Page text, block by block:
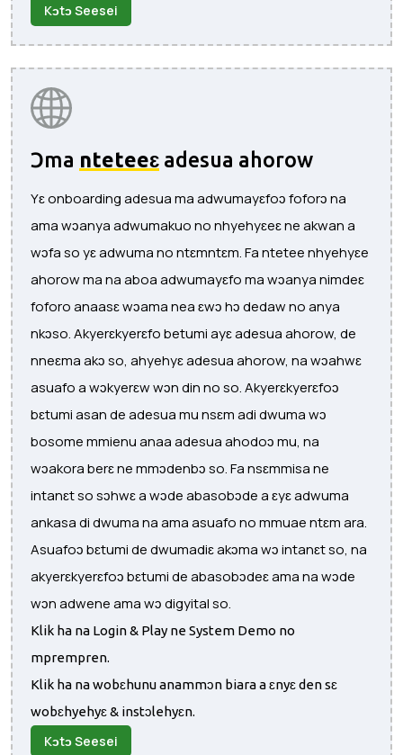
Kɔtɔ Seesei
Ɔma nteteeɛ adesua ahorow
Yɛ onboarding adesua ma adwumayɛfoɔ foforɔ na
ama wɔanya adwumakuo no nhyehyɛeɛ ne akwan a
wɔfa so yɛ adwuma no ntɛmntɛm. Fa ntetee nhyehyɛe
ahorow ma na aboa adwumayɛfo ma wɔanya nimdeɛ
foforo anaasɛ wɔama nea ɛwɔ hɔ dedaw no anya
nkɔso. Akyerɛkyerɛfo betumi ayɛ adesua ahorow, de
nneɛma akɔ so, ahyehyɛ adesua ahorow, na wɔahwɛ
asuafo a wɔkyerɛw wɔn din no so. Akyerɛkyerɛfoɔ
bɛtumi asan de adesua mu nsɛm adi dwuma wɔ
bosome mmienu anaa adesua ahodoɔ mu, na
wɔakora berɛ ne mmɔdenbɔ so. Fa nsɛmmisa ne
intanɛt so sɔhwɛ a wɔde abasobɔde a ɛyɛ adwuma
ankasa di dwuma na ama asuafo no mmuae ntɛm ara.
Asuafoɔ bɛtumi de dwumadiɛ akɔma wɔ intanɛt so, na
akyerɛkyerɛfoɔ bɛtumi de abasobɔdeɛ ama na wɔde
wɔn adwene ama wɔ digyital so.
Klik ha na Login & Play ne System Demo no
mprempren.
Klik ha na wobɛhunu anammɔn biara a ɛnyɛ den sɛ
wobɛhyehyɛ & instɔlehyɛn.
Kɔtɔ Seesei